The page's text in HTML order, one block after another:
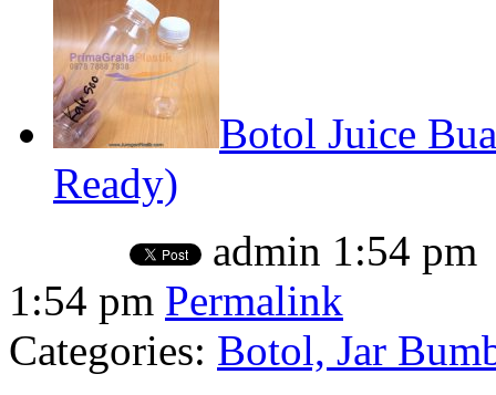
Botol Juice
Ready)
admin 1:54 pm
1:54 pm Permalink
Categories: Botol, Jar